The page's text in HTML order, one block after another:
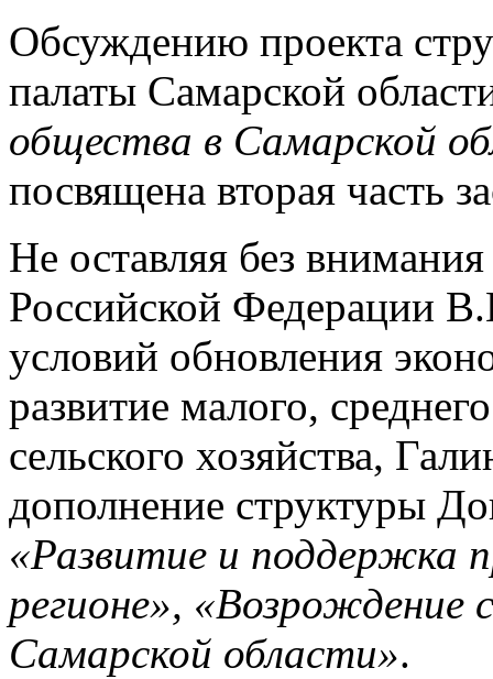
Обсуждению проекта
палаты Самарской
общества в Самарской
посвящена вторая часть
Не оставляя без
Российской Федерации
условий обновления
развитие малого,
сельского хозяйства,
дополнение структуры
«Развитие и поддержка
регионе», «Возрождение
Самарской области».